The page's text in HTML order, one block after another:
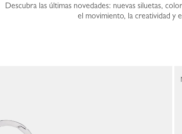
Descubra las últimas novedades: nuevas siluetas,
el movimiento, la creatividad y